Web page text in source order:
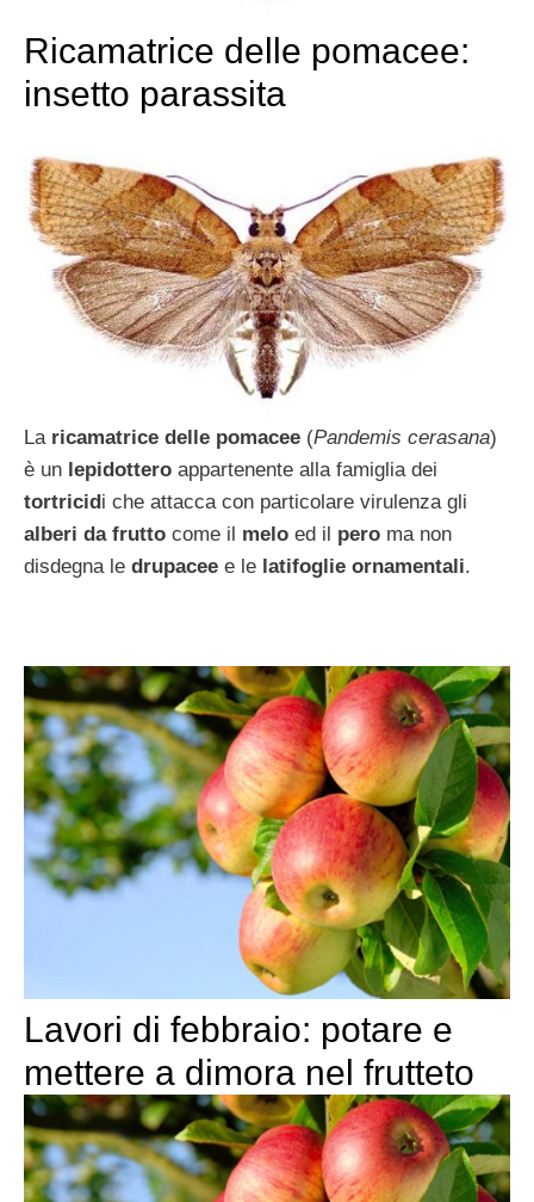
Ricamatrice delle pomacee:
insetto parassita
La ricamatrice delle pomacee (Pandemis cerasana)
è un lepidottero appartenente alla famiglia dei
tortricidi che attacca con particolare virulenza gli
alberi da frutto come il melo ed il pero ma non
disdegna le drupacee e le latifoglie ornamentali.
Lavori di febbraio: potare e
mettere a dimora nel frutteto